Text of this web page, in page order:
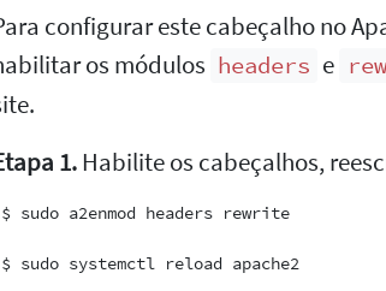
configurar este cabeçalho no
os módulos headers e
1.Habilite os cabeçalhos,
sudo a2enmod headers rewrite
$ sudo systemctl reload apache2